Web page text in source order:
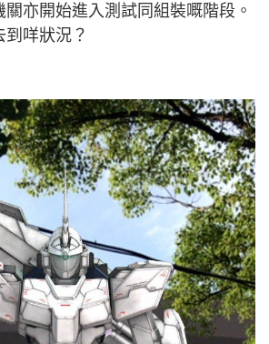
亦開始進入測試同組裝嘅階段。
咩狀況？